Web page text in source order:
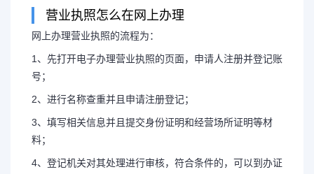
营业执照怎么在网上办理
网上办理营业执照的流程为：
1、先打开电子办理营业执照的页面，申请人注册并登记账
号；
2、进行名称查重并且申请注册登记；
3、填写相关信息并且提交身份证明和经营场所证明等材
料；
4、登记机关对其处理进行审核，符合条件的，可以到办证